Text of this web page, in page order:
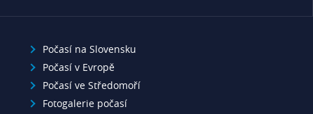
Počasí na Slovensku
Počasí v Evropě
Počasí ve Středomoří
Fotogalerie počasí